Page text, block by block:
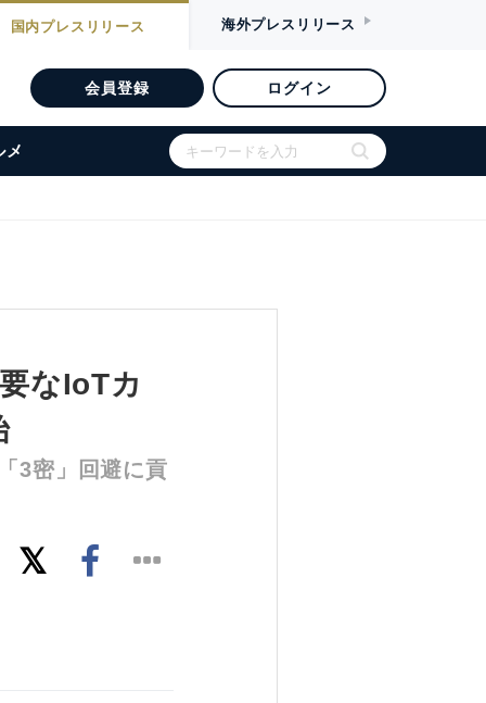
国内プレスリリース 海外プレスリリース
会員登録 ログイン
メ
なIoTカ
3密」回避に貢